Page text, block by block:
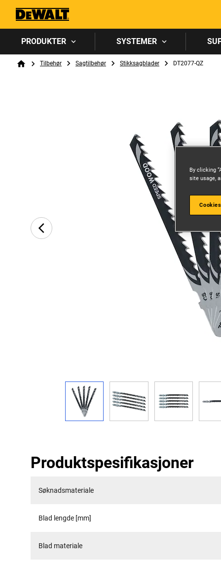
PRODUKTER SYSTEMER
Breadcrumb
HomeTilbehør Sagtilbehør Stikksagblader DT2077-QZ
Produktspesifikasjoner
Søknadsmateriale
Blad lengde [mm]
Blad materiale
By clicking
site usage,